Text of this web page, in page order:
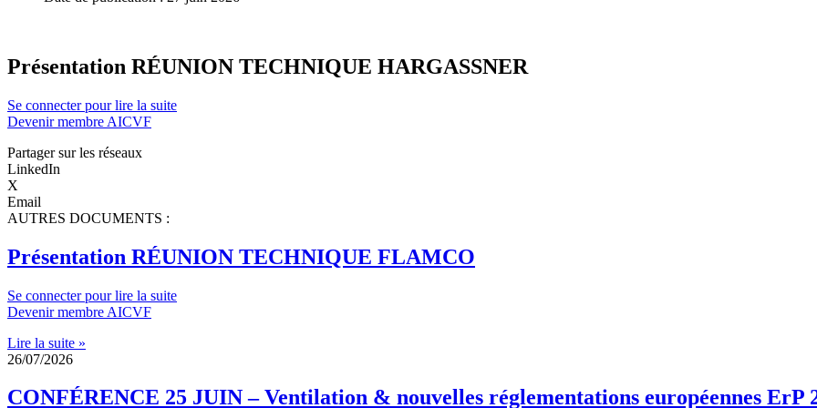
Présentation RÉUNION TECHNIQUE HARGASSNER
Se connecter pour lire la suite
Devenir membre AICVF
Partager sur les réseaux
LinkedIn
X
Email
AUTRES DOCUMENTS :
Présentation RÉUNION TECHNIQUE FLAMCO
Se connecter pour lire la suite
Devenir membre AICVF
Lire la suite »
26/07/2026
CONFÉRENCE 25 JUIN – Ventilation & nouvelles réglementations européennes ErP